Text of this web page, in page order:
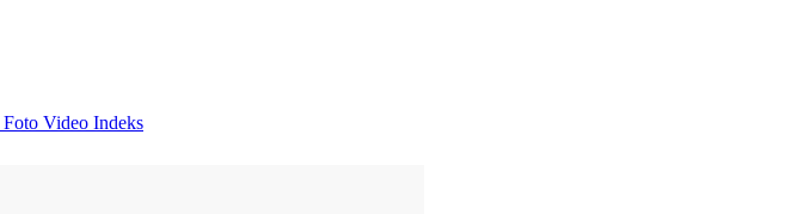
Foto Video Indeks